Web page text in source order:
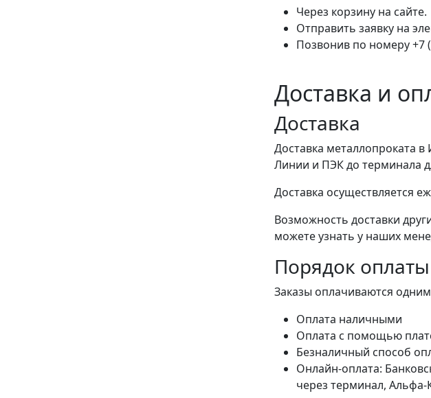
Через корзину на сайте.
Отправить заявку на
Позвонив по номеру +7
Доставка и
Доставка
Доставка металлопроката
Линии и ПЭК до терминала
Доставка осуществляется
Возможность доставки
можете узнать у наших
Порядок оплаты
Заказы оплачиваются
Оплата наличными
Оплата с помощью
Безналичный способ
Онлайн-оплата:
через терминал,